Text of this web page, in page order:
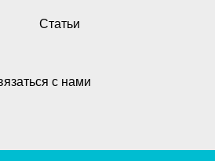
Статьи
с нами